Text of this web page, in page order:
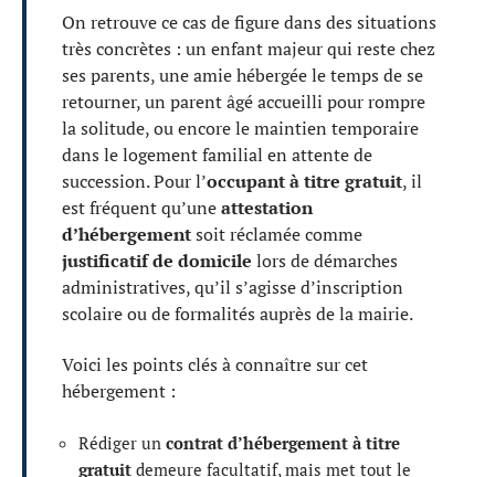
On retrouve ce cas de figure dans des situations
très concrètes : un enfant majeur qui reste chez
ses parents, une amie hébergée le temps de se
retourner, un parent âgé accueilli pour rompre
la solitude, ou encore le maintien temporaire
dans le logement familial en attente de
succession. Pour l’occupant à titre gratuit, il
est fréquent qu’uneattestation
d’hébergementsoit réclamée comme
justificatif de domicile lors de démarches
administratives, qu’il s’agisse d’inscription
scolaire ou de formalités auprès de la mairie.
Voici les points clés à connaître sur cet
hébergement :
Rédiger un contrat d’hébergement à titre
gratuit demeure facultatif, mais met tout le